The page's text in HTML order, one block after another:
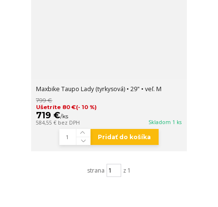
Maxbike Taupo Lady (tyrkysová) • 29" • veľ. M
799 €
Ušetríte 80 €(- 10 %)
719 €/ks
584,55 € bez DPH Skladom 1 ks
Pridať do košíka
strana z 1